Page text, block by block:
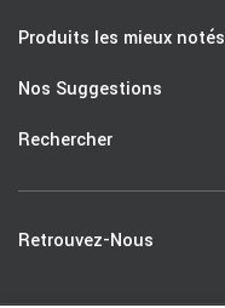
Produits les mieux notés
Nos Suggestions
Rechercher
Retrouvez-Nous